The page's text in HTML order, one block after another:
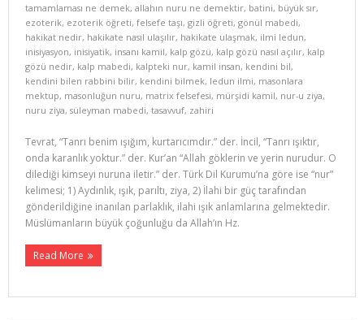
tamamlaması ne demek, allahın nuru ne demektir, batini, büyük sır,
ezoterik, ezoterik öğreti, felsefe taşı, gizli öğreti, gönül mabedi,
hakikat nedir, hakikate nasıl ulaşılır, hakikate ulaşmak, ilmi ledun,
inisiyasyon, inisiyatik, insanı kamil, kalp gözü, kalp gözü nasıl açılır, kalp
gözü nedir, kalp mabedi, kalpteki nur, kamil insan, kendini bil,
kendini bilen rabbini bilir, kendini bilmek, ledun ilmi, masonlara
mektup, masonluğun nuru, matrix felsefesi, mürşidi kamil, nur-u ziya,
nuru ziya, süleyman mabedi, tasavvuf, zahiri
Tevrat, “Tanrı benim ışığım, kurtarıcımdır.” der. İncil, “Tanrı ışıktır,
onda karanlık yoktur.” der. Kur’an “Allah göklerin ve yerin nurudur. O
dilediği kimseyi nuruna iletir.” der. Türk Dil Kurumu’na göre ise “nur”
kelimesi; 1) Aydınlık, ışık, parıltı, ziya, 2) İlahi bir güç tarafından
gönderildiğine inanılan parlaklık, ilahi ışık anlamlarına gelmektedir.
Müslümanların büyük çoğunluğu da Allah’ın Hz.
Read More